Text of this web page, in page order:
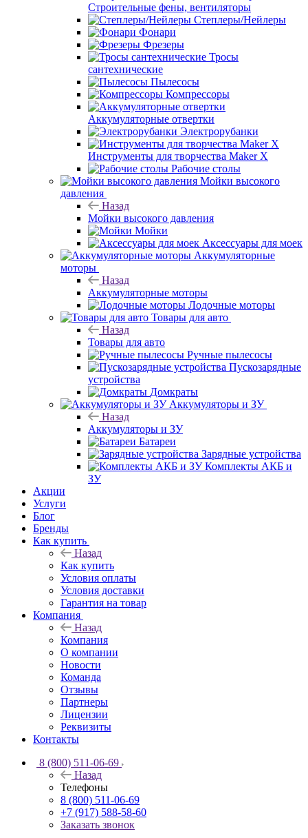
Строительные фены, вентиляторы
Степлеры/Нейлеры
Фонари
Фрезеры
Тросы
сантехнические
Пылесосы
Компрессоры
Аккумуляторные отвертки
Электрорубанки
Инструменты для творчества Maker X
Рабочие столы
Мойки высокого
давления
Назад
Мойки высокого давления
Мойки
Аксессуары для моек
Аккумуляторные
моторы
Назад
Аккумуляторные моторы
Лодочные моторы
Товары для авто
Назад
Товары для авто
Ручные пылесосы
Пускозарядные
устройства
Домкраты
Аккумуляторы и ЗУ
Назад
Аккумуляторы и ЗУ
Батареи
Зарядные устройства
Комплекты АКБ и
ЗУ
Акции
Услуги
Блог
Бренды
Как купить
Назад
Как купить
Условия оплаты
Условия доставки
Гарантия на товар
Компания
Назад
Компания
О компании
Новости
Команда
Отзывы
Партнеры
Лицензии
Реквизиты
Контакты
8 (800) 511-06-69
Назад
Телефоны
8 (800) 511-06-69
+7 (917) 588-58-60
Заказать звонок